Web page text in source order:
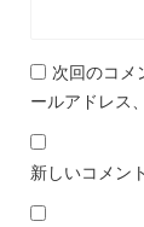
次回のコメ
ールアドレス
新しいコメン